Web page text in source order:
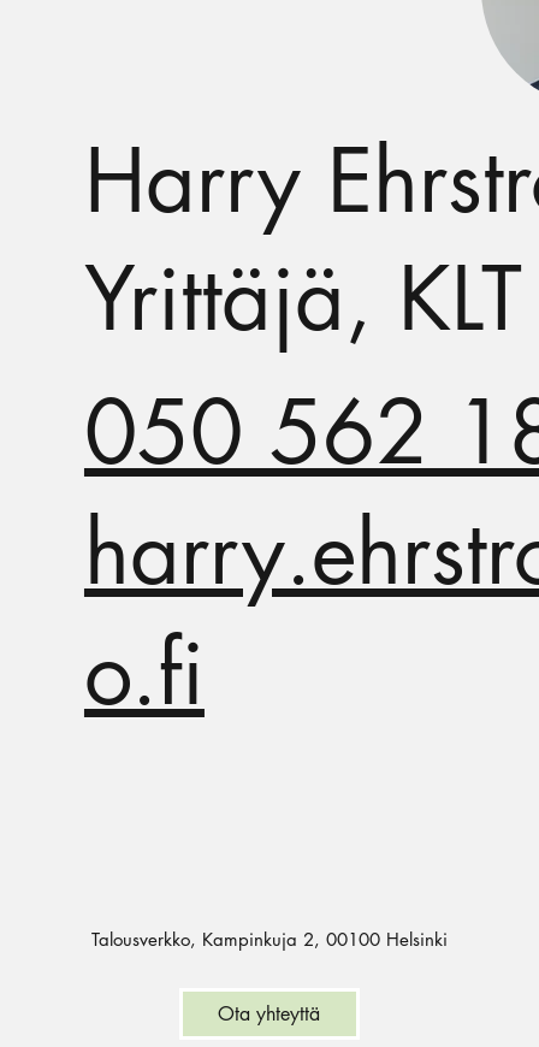
Harry
Yrittäjä, KLT
050 562
o.fi
Talousverkko, Kampinkuja 2, 00100 Helsinki
Ota yhteyttä